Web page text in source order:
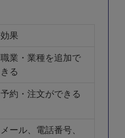
効果
職業・業種を追加で
きる
予約・注文ができる
メール、電話番号、